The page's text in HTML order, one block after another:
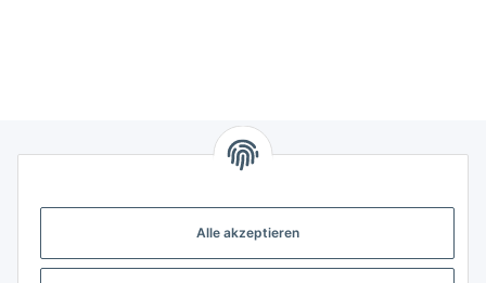
Alle akzeptieren
Gesetzliche Informationen
Weitere Informationen